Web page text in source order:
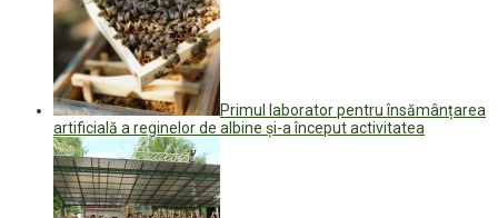
Primul laborator pentru însămânțarea
artificială a reginelor de albine și-a început activitatea